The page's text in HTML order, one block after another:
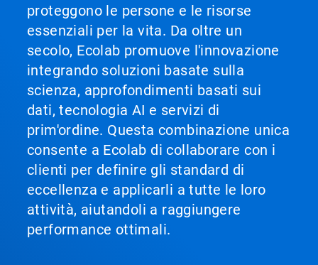
proteggono le persone e le risorse
essenziali per la vita. Da oltre un
secolo, Ecolab promuove l'innovazione
integrando soluzioni basate sulla
scienza, approfondimenti basati sui
dati, tecnologia AI e servizi di
prim'ordine. Questa combinazione unica
consente a Ecolab di collaborare con i
clienti per definire gli standard di
eccellenza e applicarli a tutte le loro
attività, aiutandoli a raggiungere
performance ottimali.